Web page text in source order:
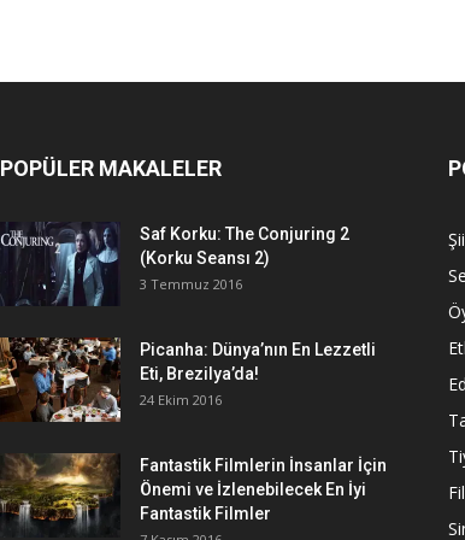
POPÜLER MAKALELER
Saf Korku: The Conjuring 2
(Korku Seansı 2)
3 Temmuz 2016
Picanha: Dünya’nın En Lezzetli
Eti, Brezilya’da!
24 Ekim 2016
Fantastik Filmlerin İnsanlar İçin
Önemi ve İzlenebilecek En İyi
Fantastik Filmler